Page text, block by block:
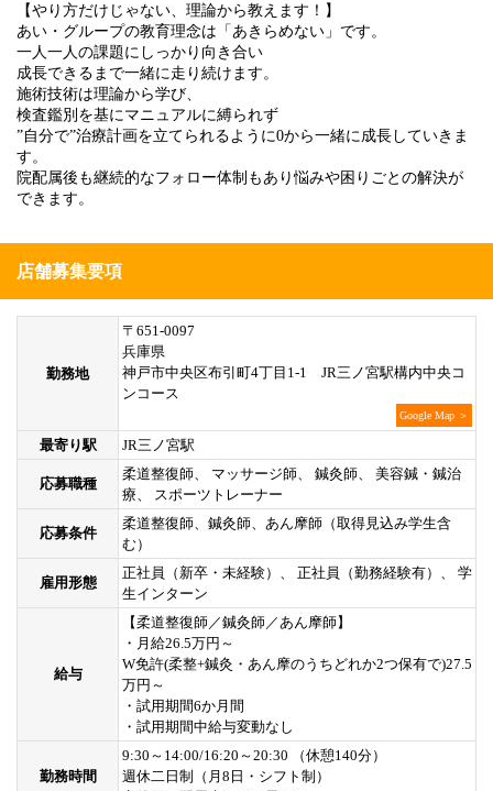
【やり方だけじゃない、理論から教えます！】
あい・グループの教育理念は「あきらめない」です。
一人一人の課題にしっかり向き合い
成長できるまで一緒に走り続けます。
施術技術は理論から学び、
検査鑑別を基にマニュアルに縛られず
”自分で”治療計画を立てられるように0から一緒に成長していきま
す。
院配属後も継続的なフォロー体制もあり悩みや困りごとの解決が
できます。
店舗募集要項
勤務地
〒651-0097
兵庫県
神戸市中央区布引町4丁目1-1 JR三ノ宮駅構内中央コ
ンコース
Google Map ＞
最寄り駅 JR三ノ宮駅
応募職種
柔道整復師、 マッサージ師、 鍼灸師、 美容鍼・鍼治
療、 スポーツトレーナー
応募条件
柔道整復師、鍼灸師、あん摩師（取得見込み学生含
む）
雇用形態
正社員（新卒・未経験）、 正社員（勤務経験有）、 学
生インターン
給与
【柔道整復師／鍼灸師／あん摩師】
・月給26.5万円～
W免許(柔整+鍼灸・あん摩のうちどれか2つ保有で)27.5
万円～
・試用期間6か月間
・試用期間中給与変動なし
勤務時間
9:30～14:00/16:20～20:30 （休憩140分）
週休二日制（月8日・シフト制）